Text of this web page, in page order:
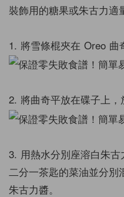
裝飾用的糖果或朱古力適
1. 將雪條棍夾在 Oreo 曲
2. 將曲奇平放在碟子上，
3. 用熱水分別座溶白朱
二分一茶匙的菜油並分別
朱古力醬。